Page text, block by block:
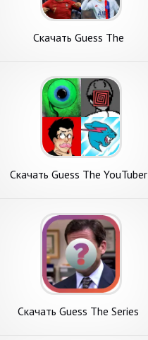
Скачать Guess The
Андроид
Скачать Guess The YouTuber
Скачать Guess The Series